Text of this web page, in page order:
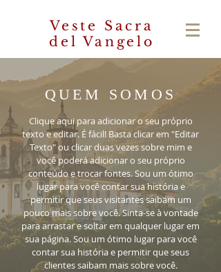
Veste Sacra
del Vangelo
QUEM SOMOS
Clique aqui para adicionar o seu próprio
texto e editar. É fácil! Basta clicar em "Editar
Texto" ou clicar duas vezes sobre mim e
você poderá adicionar o seu próprio
conteúdo e trocar fontes. Sou um ótimo
lugar para você contar sua história e
permitir que seus visitantes saibam um
pouco mais sobre você. Sinta-se à vontade
para arrastar e soltar em qualquer lugar em
sua página. Sou um ótimo lugar para você
contar sua história e permitir que seus
clientes saibam mais sobre você.